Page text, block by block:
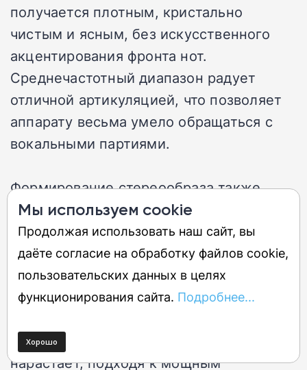
получается плотным, кристально
чистым и ясным, без искусственного
акцентирования фронта нот.
Среднечастотный диапазон радует
отличной артикуляцией, что позволяет
аппарату весьма умело обращаться с
вокальными партиями.
Формирование стереообраза также
находится на высоком уровне: Unitra
демонстрирует отличную фокусировку и
непоколебимую стабильность.
Инструменты и голоса четко
локализуются в пространстве, и их
тогда, когда музыка стремительно
нарастает, подходя к мощным
Мы используем cookie
Продолжая использовать наш сайт, вы
даёте согласие на обработку файлов cookie,
пользовательских данных в целях
функционирования сайта. Подробнее...